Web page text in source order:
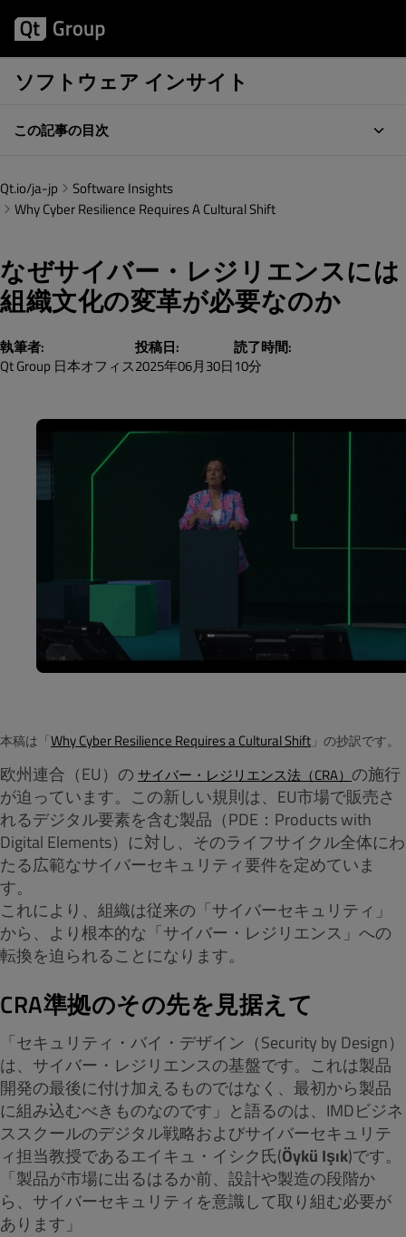
ソフトウェア インサイト
この記事の目次
Qt.io/ja-jp
Software Insights
Why Cyber Resilience Requires A Cultural Shift
なぜサイバー・レジリエンスには
組織文化の変革が必要なのか
執筆者:
Qt Group 日本オフィス
投稿日:
2025年06月30日
読了時間:
10分
本稿は「Why Cyber Resilience Requires a Cultural Shift 」の抄訳です。
欧州連合（EU）の サイバー・レジリエンス法（CRA） の施行
が迫っています。この新しい規則は、EU市場で販売さ
れるデジタル要素を含む製品（PDE：Products with
Digital Elements）に対し、そのライフサイクル全体にわ
たる広範なサイバーセキュリティ要件を定めていま
す。
これにより、組織は従来の「サイバーセキュリティ」
から、より根本的な「サイバー・レジリエンス」への
転換を迫られることになります。
CRA準拠のその先を見据えて
「セキュリティ・バイ・デザイン（Security by Design）
は、サイバー・レジリエンスの基盤です。これは製品
開発の最後に付け加えるものではなく、最初から製品
に組み込むべきものなのです」と語るのは、IMDビジネ
ススクールのデジタル戦略およびサイバーセキュリテ
ィ担当教授であるエイキュ・イシク氏(Öykü Işık)です。
「製品が市場に出るはるか前、設計や製造の段階か
ら、サイバーセキュリティを意識して取り組む必要が
あります」